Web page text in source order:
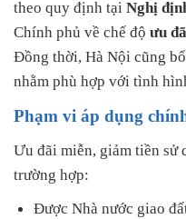
theo quy định tại Nghị
Chính phủ về chế độ ưu
Đồng thời, Hà Nội cũng
nhằm phù hợp với tình
Phạm vi áp dụng
Ưu đãi miễn, giảm tiền sử
trường hợp:
Được Nhà nước giao